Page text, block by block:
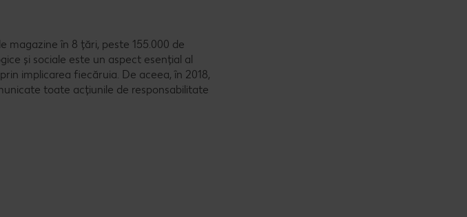
magazine în 8 țări, peste 155.000 de
și sociale este un aspect esențial al
implicarea fiecăruia. De aceea, în 2018,
toate acțiunile de responsabilitate